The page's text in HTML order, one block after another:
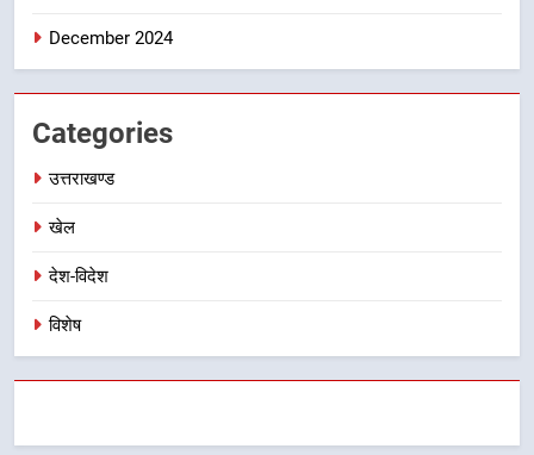
8
भारी बारिश का अलर्ट! 6 अगस्त को
देहरादून में स्कूल बंद
December 2024
Categories
उत्तराखण्ड
खेल
देश-विदेश
विशेष